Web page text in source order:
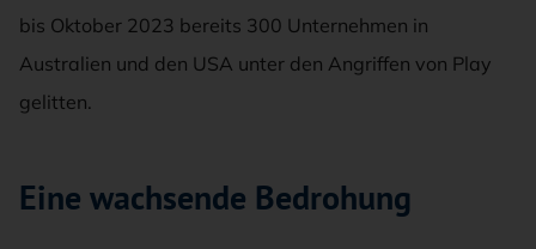
bis Oktober 2023 bereits 300 Unternehmen in
Australien und den USA unter den Angriffen von Play
gelitten.
Eine wachsende Bedrohung